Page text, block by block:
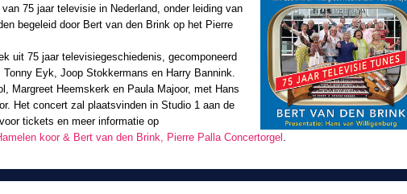
75 jaar televisie in Nederland, onder leiding van
begeleid door Bert van den Brink op het Pierre
uit 75 jaar televisiegeschiedenis, gecomponeerd
Tonny Eyk, Joop Stokkermans en Harry Bannink.
Margreet Heemskerk en Paula Majoor, met Hans
Het concert zal plaatsvinden in Studio 1 aan de
tickets en meer informatie op
koor & Bert van den Brink, Pierre Palla Concertorgel .